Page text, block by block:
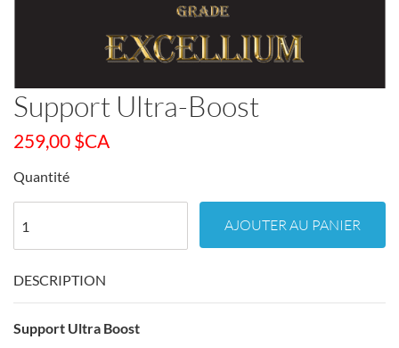
Support Ultra-Boost
259,00 $CA
Quantité
AJOUTER AU PANIER
DESCRIPTION
Support Ultra Boost